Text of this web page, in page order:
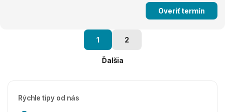
Overiť termín
1 2
Ďalšia
Rýchle tipy od nás